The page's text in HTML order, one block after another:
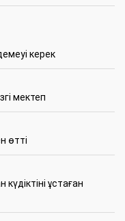
керек
мектеп
өтті
ұстаған